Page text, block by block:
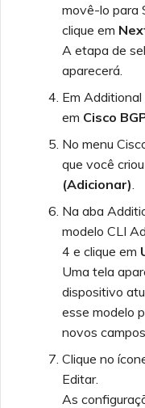
movê-lo para
clique em
A etapa de
aparecerá.
Em
em Cisco
No menu
que você
(Adicionar)
Na aba
modelo CLI
4 e clique em
Uma tela
dispositivo
esse modelo
novos
Clique no
Editar.
As